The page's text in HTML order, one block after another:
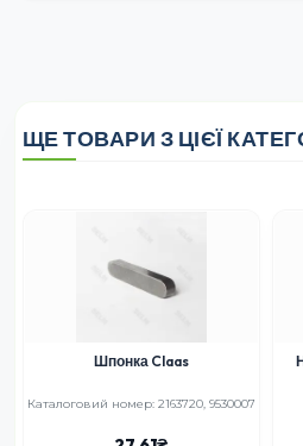
ЩЕ ТОВАРИ З ЦІЄЇ
Шпонка Claas
Каталоговий номер: 2163720, 9530007